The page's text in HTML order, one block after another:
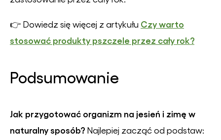
👉 Dowiedz się więcej z artykułu Czy warto
stosować produkty pszczele przez cały rok?
Podsumowanie
Jak przygotować organizm na jesień i zimę w
naturalny sposób? Najlepiej zacząć od podstaw: